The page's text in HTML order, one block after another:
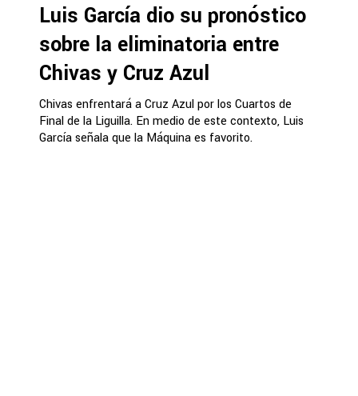
Luis García dio su pronóstico
sobre la eliminatoria entre
Chivas y Cruz Azul
Chivas enfrentará a Cruz Azul por los Cuartos de
Final de la Liguilla. En medio de este contexto, Luis
García señala que la Máquina es favorito.